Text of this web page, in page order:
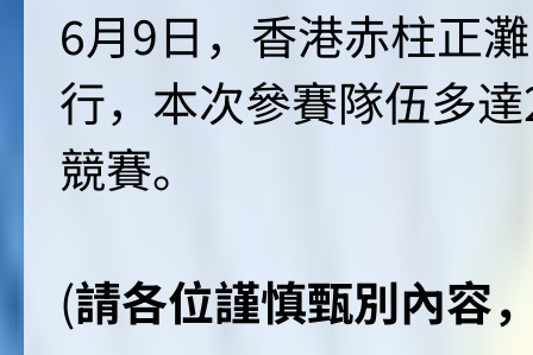
6月9日，香港赤柱正
行，本次參賽隊伍多
競賽。
(請各位謹慎甄別內容